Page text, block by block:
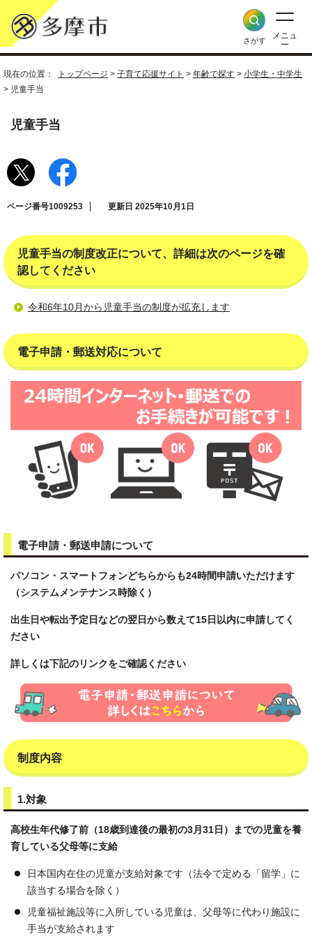
さがす
メニュ
ー
現在の位置： トップページ > 子育て応援サイト > 年齢で探す > 小学生・中学生
> 児童手当
児童手当
ページ番号1009253 更新日 2025年10月1日
児童手当の制度改正について、詳細は次のページを確
認してください
令和6年10月から児童手当の制度が拡充します
電子申請・郵送対応について
電子申請・郵送申請について
パソコン・スマートフォンどちらからも24時間申請いただけます
（システムメンテナンス時除く）
出生日や転出予定日などの翌日から数えて15日以内に申請してく
ださい
詳しくは下記のリンクをご確認ください
制度内容
1.対象
高校生年代修了前（18歳到達後の最初の3月31日）までの児童を養
育している父母等に支給
日本国内在住の児童が支給対象です（法令で定める「留学」に
該当する場合を除く）
児童福祉施設等に入所している児童は、父母等に代わり施設に
手当が支給されます